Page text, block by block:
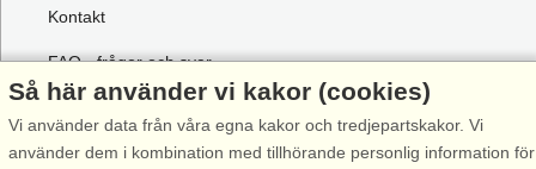
Kontakt
FAQ - frågor och svar
Hyresvilkor
Så här använder vi kakor (cookies)
Vi använder data från våra egna kakor och tredjepartskakor. Vi
använder dem i kombination med tillhörande personlig information för